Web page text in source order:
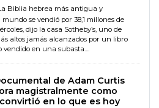
Biblia hebrea más antigua y
se vendió por 38,1 millones de
dijo la casa Sotheby’s, uno de
altos jamás alcanzados por un libro
vendido en una subasta....
de Adam Curtis
magistralmente como
en lo que es hoy